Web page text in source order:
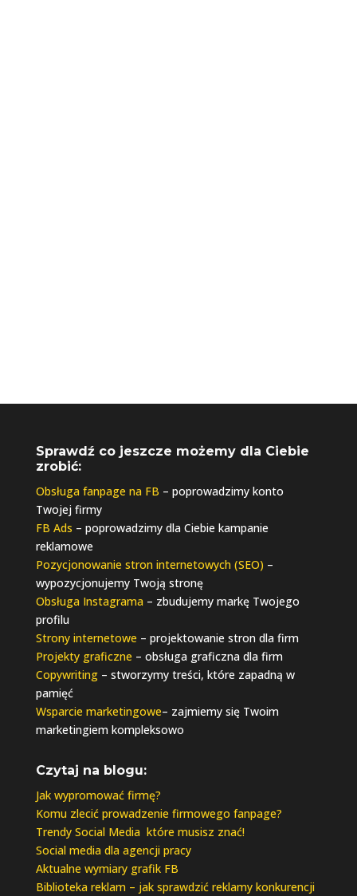
Sprawdź co jeszcze możemy dla Ciebie
zrobić:
Obsługa fanpage na FB – poprowadzimy konto
Twojej firmy
FB Ads – poprowadzimy dla Ciebie kampanie
reklamowe
Pozycjonowanie stron internetowych (SEO) –
wypozycjonujemy Twoją stronę
Obsługa Instagrama– zbudujemy markę Twojego
profilu
Strony internetowe – projektowanie stron dla firm
Projekty graficzne – obsługa graficzna dla firm
Copywriting– stworzymy treści, które zapadną w
pamięć
Wsparcie marketingowe– zajmiemy się Twoim
marketingiem kompleksowo
Czytaj na blogu:
Jak wypromować firmę?
Komu zlecić prowadzenie firmowego fanpage?
Trendy Social Media które musisz znać!
Social media dla agencji pracy
Aktualne wymiary grafik FB
Biblioteka reklam – jak sprawdzić reklamy konkurencji